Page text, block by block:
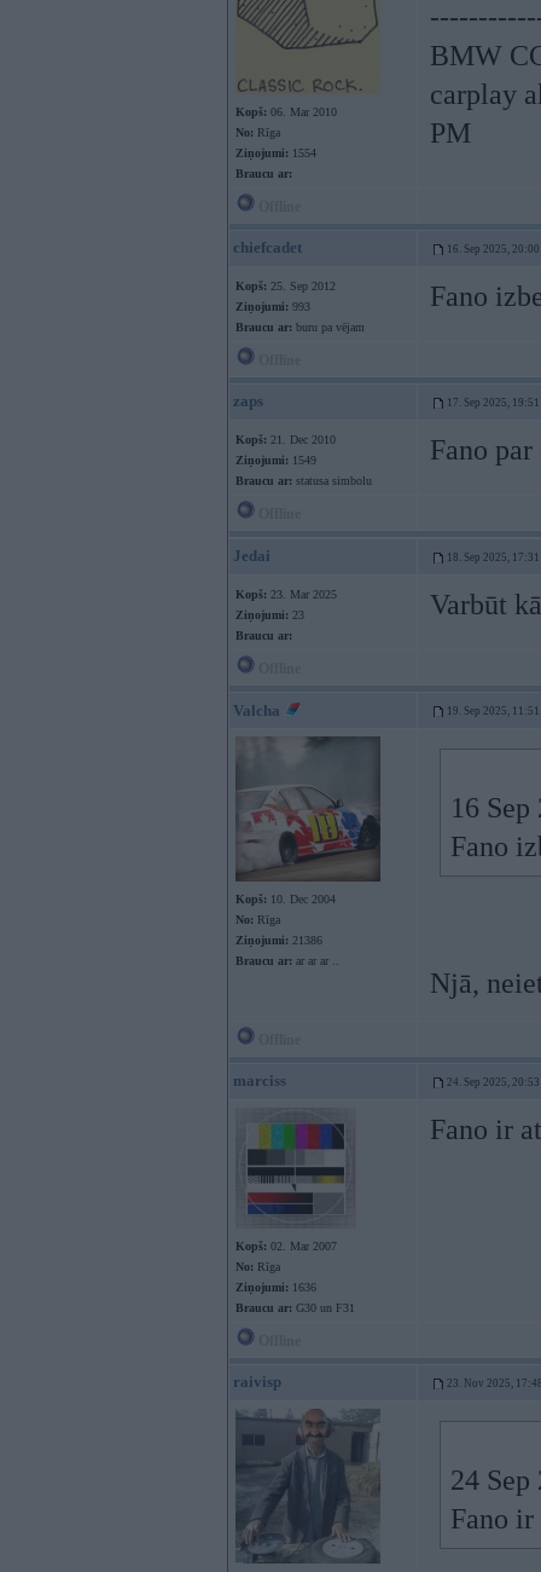
Kopš: 06. Mar 2010
No: Rīga
Ziņojumi: 1554
Braucu ar:
BMW
carplay
PM
chiefcadet 16. Sep 2025, 20:00
Kopš: 25. Sep 2012
Ziņojumi: 993
Braucu ar: buru pa vējam
Fano
zaps 17. Sep 2025, 19:51
Kopš: 21. Dec 2010
Ziņojumi: 1549
Braucu ar: statusa simbolu
Fano
Jedai 18. Sep 2025, 17:31
Kopš: 23. Mar 2025
Ziņojumi: 23
Braucu ar:
Varbūt
Valcha 19. Sep 2025, 11:51
Kopš: 10. Dec 2004
No: Rīga
Ziņojumi: 21386
Braucu ar: ar ar ar ..
16
Fano
Njā,
marciss 24. Sep 2025, 20:53
Kopš: 02. Mar 2007
No: Rīga
Ziņojumi: 1636
Braucu ar: G30 un F31
Fano ir
raivisp 23. Nov 2025,
24
Fano